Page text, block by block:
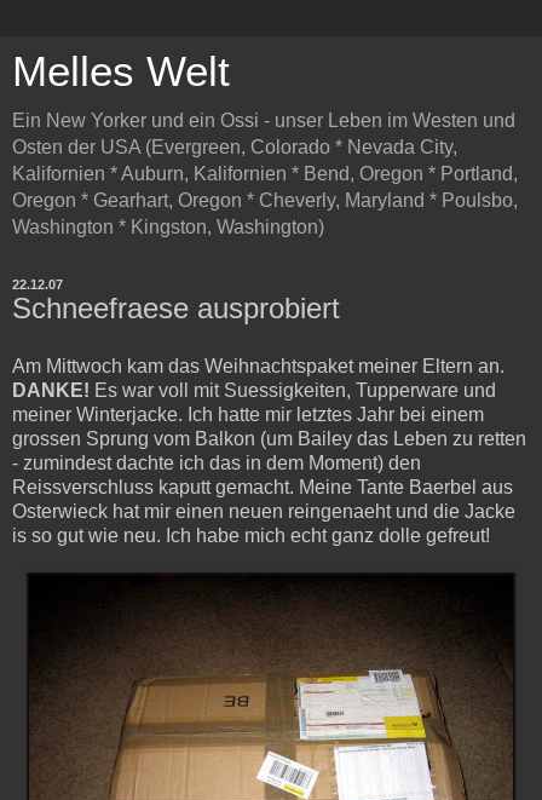
Melles Welt
Ein New Yorker und ein Ossi - unser Leben im Westen und
Osten der USA (Evergreen, Colorado * Nevada City,
Kalifornien * Auburn, Kalifornien * Bend, Oregon * Portland,
Oregon * Gearhart, Oregon * Cheverly, Maryland * Poulsbo,
Washington * Kingston, Washington)
22.12.07
Schneefraese ausprobiert
Am Mittwoch kam das Weihnachtspaket meiner Eltern an.
DANKE! Es war voll mit Suessigkeiten, Tupperware und
meiner Winterjacke. Ich hatte mir letztes Jahr bei einem
grossen Sprung vom Balkon (um Bailey das Leben zu retten
- zumindest dachte ich das in dem Moment) den
Reissverschluss kaputt gemacht. Meine Tante Baerbel aus
Osterwieck hat mir einen neuen reingenaeht und die Jacke
is so gut wie neu. Ich habe mich echt ganz dolle gefreut!